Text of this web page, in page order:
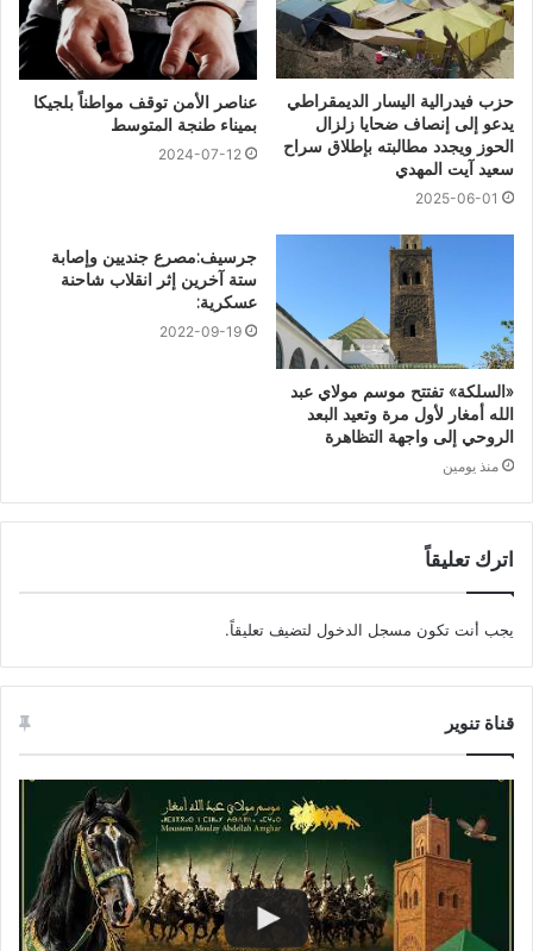
حزب فيدرالية اليسار الديمقراطي
يدعو إلى إنصاف ضحايا زلزال
الحوز ويجدد مطالبته بإطلاق سراح
سعيد آيت المهدي
2025-06-01
عناصر الأمن توقف مواطناً بلجيكا
بميناء طنجة المتوسط
2024-07-12
«السلكة» تفتتح موسم مولاي عبد
الله أمغار لأول مرة وتعيد البعد
الروحي إلى واجهة التظاهرة
منذ يومين
جرسيف:مصرع جنديين وإصابة
ستة آخرين إثر انقلاب شاحنة
عسكرية:
2022-09-19
اترك تعليقاً
يجب أنت تكون مسجل الدخول لتضيف تعليقاً.
قناة تنوير